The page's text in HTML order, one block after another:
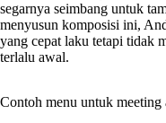
segarnya seimbang untuk
menyusun komposisi ini,
yang cepat laku tetapi tidak
terlalu awal.
Contoh menu untuk meeting